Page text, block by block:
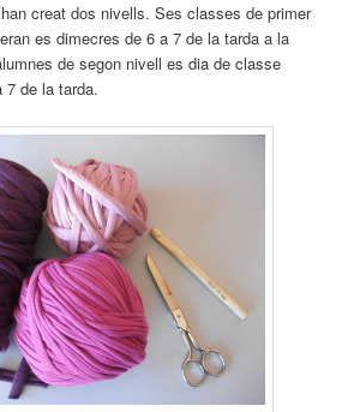
creat dos nivells. Ses classes de primer
es dimecres de 6 a 7 de la tarda a la
de segon nivell es dia de classe
7 de la tarda.